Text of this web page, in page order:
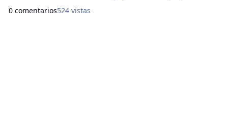
asuntos personales y sin ningún verdadero fundamento.
0 comentarios524 vistas